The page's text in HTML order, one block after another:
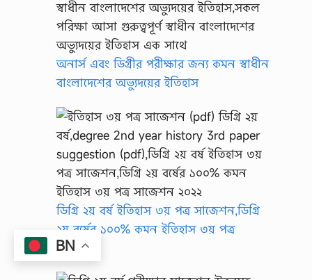
অনার্স এবং ডিগ্রীর পরীক্ষার জন্য কমন স্বাধীন
বাংলাদেশের অভ্যুদয়ের ইতিহাস
ডিগ্রি ২য় বর্ষ ইতিহাস ৩য় পত্র সাজেশন,ডিগ্রি
২য় বর্ষের ১০০% কমন ইতিহাস ৩য় পত্র
সাজেশন
BN